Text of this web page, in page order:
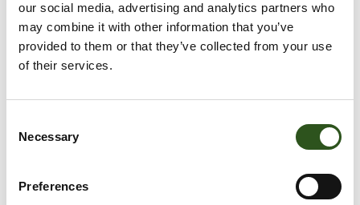
our social media, advertising and analytics partners who
may combine it with other information that you’ve
provided to them or that they’ve collected from your use
of their services.
Necessary
Preferences
Lengte:360
360
VOEG TOE AAN WINKELWAGEN